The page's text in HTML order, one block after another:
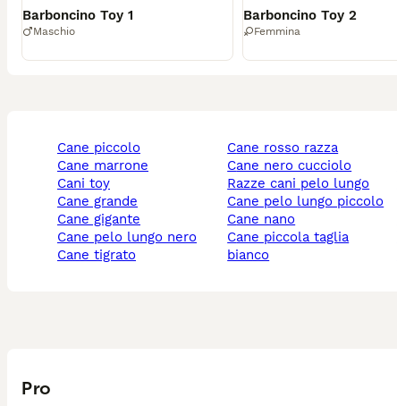
Barboncino Toy 1
Maschio
Barboncino Toy 2
Femmina
cane piccolo
cane marrone
cani toy
cane grande
cane gigante
cane pelo lungo nero
cane tigrato
cane rosso razza
cane nero cucciolo
razze cani pelo lungo
cane pelo lungo piccolo
cane nano
cane piccola taglia
bianco
Pro